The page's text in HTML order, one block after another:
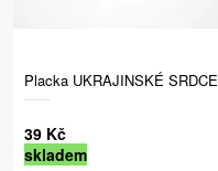
Placka UKRAJINSKÉ SRDCE
39 Kč
skladem